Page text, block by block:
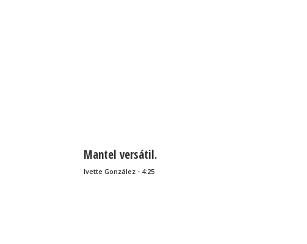
Mantel versátil.
Ivette González - 4:25